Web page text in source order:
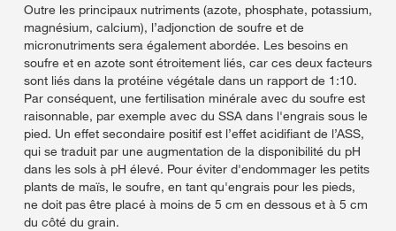
Outre les principaux nutriments (azote, phosphate, potassium,
magnésium, calcium), l’adjonction de soufre et de
micronutriments sera également abordée. Les besoins en
soufre et en azote sont étroitement liés, car ces deux facteurs
sont liés dans la protéine végétale dans un rapport de 1:10.
Par conséquent, une fertilisation minérale avec du soufre est
raisonnable, par exemple avec du SSA dans l'engrais sous le
pied. Un effet secondaire positif est l’effet acidifiant de l’ASS,
qui se traduit par une augmentation de la disponibilité du pH
dans les sols à pH élevé. Pour éviter d'endommager les petits
plants de maïs, le soufre, en tant qu'engrais pour les pieds,
ne doit pas être placé à moins de 5 cm en dessous et à 5 cm
du côté du grain.